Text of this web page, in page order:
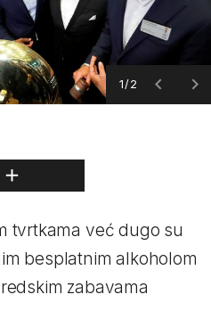
1/2
tvrtkama već dugo su
besplatnim alkoholom
zabavama